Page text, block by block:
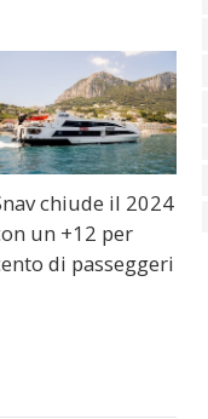
chiude il 2024
un +12 per
di passeggeri